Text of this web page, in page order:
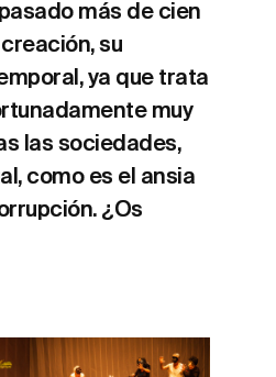
más de cien
su
ya que trata
muy
las sociedades,
como es el ansia
¿Os